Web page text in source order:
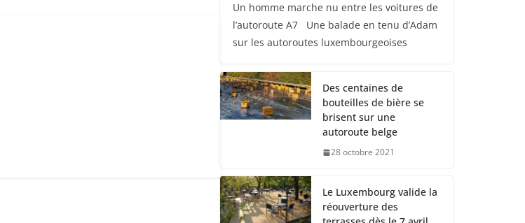
Un homme marche nu entre les voitures de
l’autoroute A7 Une balade en tenu d’Adam
sur les autoroutes luxembourgeoises
Des centaines de
bouteilles de bière se
brisent sur une
autoroute belge
28 octobre 2021
Le Luxembourg valide la
réouverture des